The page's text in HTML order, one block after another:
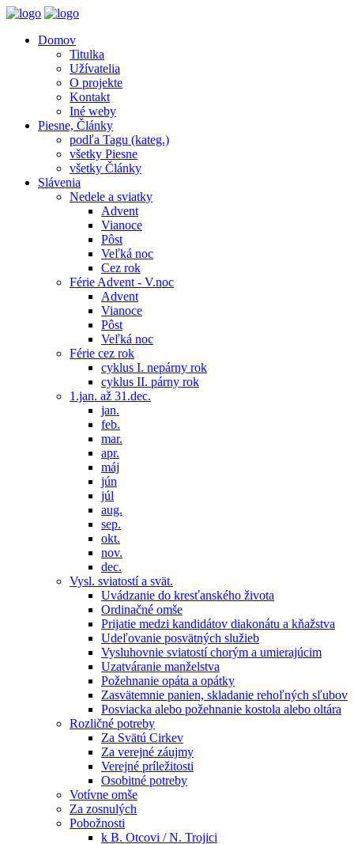
Domov
Titulka
Užívatelia
O projekte
Kontakt
Iné weby
Piesne, Články
podľa Tagu (kateg.)
všetky Piesne
všetky Články
Slávenia
Nedele a sviatky
Advent
Vianoce
Pôst
Veľká noc
Cez rok
Férie Advent - V.noc
Advent
Vianoce
Pôst
Veľká noc
Férie cez rok
cyklus I. nepárny rok
cyklus II. párny rok
1.jan. až 31.dec.
jan.
feb.
mar.
apr.
máj
jún
júl
aug.
sep.
okt.
nov.
dec.
Vysl. sviatostí a svät.
Uvádzanie do kresťanského života
Ordinačné omše
Prijatie medzi kandidátov diakonátu a kňažstva
Udeľovanie posvätných služieb
Vysluhovnie sviatostí chorým a umierajúcim
Uzatváranie manželstva
Požehnanie opáta a opátky
Zasvätemnie panien, skladanie rehoľných sľubov
Posviacka alebo požehnanie kostola alebo oltára
Rozličné potreby
Za Svätú Cirkev
Za verejné záujmy
Verejné príležitosti
Osobitné potreby
Votívne omše
Za zosnulých
Pobožnosti
k B. Otcovi / N. Trojici